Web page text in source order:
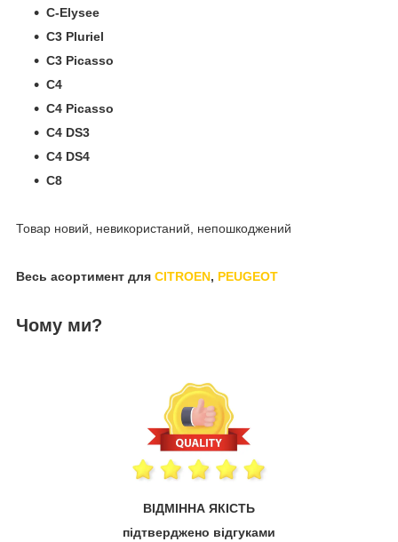
C-Elysee
C3 Pluriel
C3 Picasso
C4
C4 Picasso
C4 DS3
C4 DS4
С8
Товар новий, невикористаний, непошкоджений
Весь асортимент для CITROEN, PEUGEOT
Чому ми?
ВІДМІННА ЯКІСТЬ
підтверджено відгуками